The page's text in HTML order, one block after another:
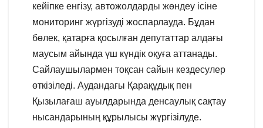
кейіпке енгізу, автожолдарды жөндеу ісіне
мониторинг жүргізуді жоспарлауда. Бұдан
бөлек, қатарға қосылған депутаттар алдағы
маусым айында үш күндік оқуға аттанады.
Сайлаушылармен тоқсан сайын кездесулер
өткізіледі. Аудандағы Қарақұдық пен
Қызылағаш ауылдарында денсаулық сақтау
нысандарының құрылысы жүргізілуде.